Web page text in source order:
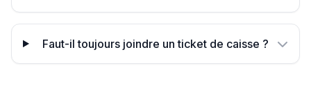
Faut-il toujours joindre un ticket de caisse ?